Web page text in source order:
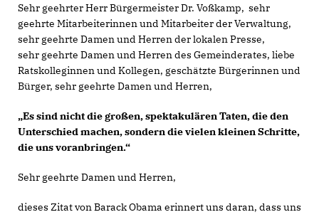
Sehr geehrter Herr Bürgermeister Dr. Voßkamp, sehr
geehrte Mitarbeiterinnen und Mitarbeiter der Verwaltung,
sehr geehrte Damen und Herren der lokalen Presse,
sehr geehrte Damen und Herren des Gemeinderates, liebe
Ratskolleginnen und Kollegen, geschätzte Bürgerinnen und
Bürger, sehr geehrte Damen und Herren,
Es sind nicht die großen, spektakulären Taten, die den
Unterschied machen, sondern die vielen kleinen Schritte,
die uns voranbringen.“
Sehr geehrte Damen und Herren,
dieses Zitat von Barack Obama erinnert uns daran, dass uns